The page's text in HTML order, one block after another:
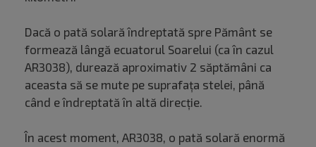
Dacă o pată solară îndreptată spre Pământ se
formează lângă ecuatorul Soarelui (ca în cazul
AR3038), durează aproximativ 2 săptămâni ca
aceasta să se mute pe suprafața stelei, până
când e îndreptată în altă direcție.
În acest moment, AR3038, o pată solară enormă